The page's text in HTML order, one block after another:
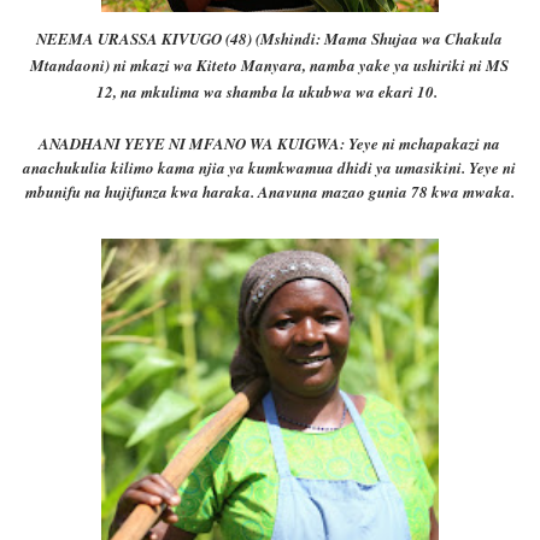
NEEMA URASSA KIVUGO (48) (Mshindi: Mama Shujaa wa Chakula
Mtandaoni) ni mkazi wa Kiteto Manyara, namba yake ya ushiriki ni MS
12, na mkulima wa shamba la ukubwa wa ekari 10.
ANADHANI YEYE NI MFANO WA KUIGWA: Yeye ni mchapakazi na
anachukulia kilimo kama njia ya kumkwamua dhidi ya umasikini. Yeye ni
mbunifu na hujifunza kwa haraka.Anavuna mazao gunia 78 kwa mwaka.